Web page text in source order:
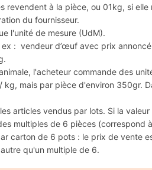
revendent à la pièce, ou 01kg, si
du fournisseur.
l'unité de mesure (UdM).
: vendeur d’œuf avec prix
l'acheteur commande des
mais par pièce d'environ 350gr.
articles vendus par lots. Si la
multiples de 6 pièces (correspond
carton de 6 pots : le prix de vente
qu'un multiple de 6.